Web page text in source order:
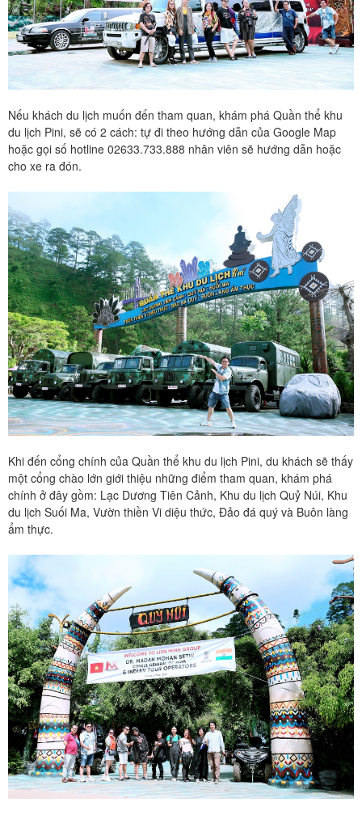
Nếu khách du lịch muốn đến tham quan, khám phá Quần thể khu
du lịch Pini, sẽ có 2 cách: tự đi theo hướng dẫn của Google Map
hoặc gọi số hotline 02633.733.888 nhân viên sẽ hướng dẫn hoặc
cho xe ra đón.
Khi đến cổng chính của Quần thể khu du lịch Pini, du khách sẽ thấy
một cổng chào lớn giới thiệu những điểm tham quan, khám phá
chính ở đây gồm: Lạc Dương Tiên Cảnh, Khu du lịch Quỷ Núi, Khu
du lịch Suối Ma, Vườn thiền Vi diệu thức, Đảo đá quý và Buôn làng
ẩm thực.